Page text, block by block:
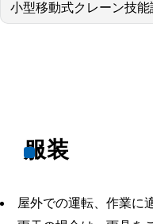
小型移動式クレーン技能
服装
屋外での運転、作業に